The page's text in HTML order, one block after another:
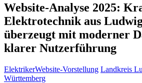
Website-Analyse 2025:
Elektrotechnik aus
überzeugt mit moderner
klarer Nutzerführung
ElektrikerWebsite-Vorstellung Landkreis
Württemberg